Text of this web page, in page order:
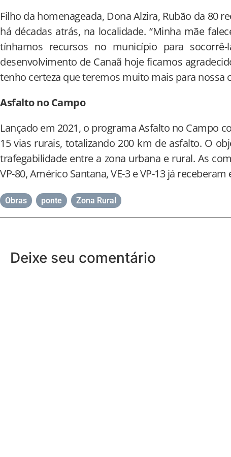
Filho da homenageada, Dona Alzira, Rubão da 80
há décadas atrás, na localidade. “Minha mãe
tínhamos recursos no município para
desenvolvimento de Canaã hoje ficamos
tenho certeza que teremos muito mais para nossa
Asfalto no Campo
Lançado em 2021, o programa Asfalto no Campo
15 vias rurais, totalizando 200 km de asfalto. O
trafegabilidade entre a zona urbana e rural. As
VP-80, Américo Santana, VE-3 e VP-13 já
Obras ponte Zona Rural
Deixe seu comentário